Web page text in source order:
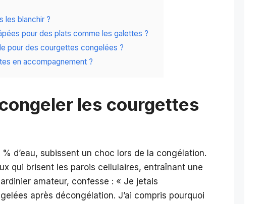
les blanchir ?
pour des plats comme les galettes ?
pour des courgettes congelées ?
en accompagnement ?
les courgettes
d’eau, subissent un choc lors de la congélation.
qui brisent les parois cellulaires, entraînant une
amateur, confesse : « Je jetais
après décongélation. J’ai compris pourquoi